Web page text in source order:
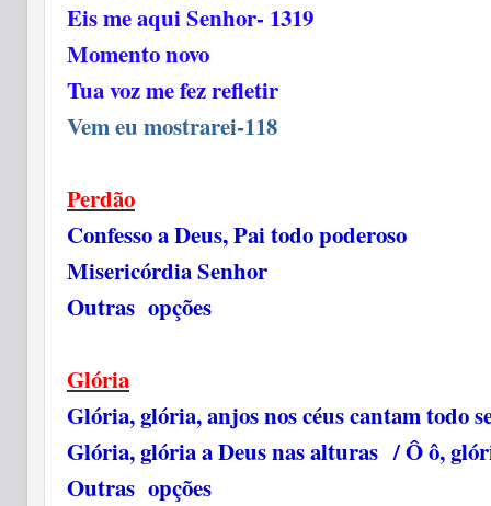
Eis me aqui Senhor- 1319
Momento novo
Tua voz me fez refletir
Vem eu mostrarei-118
Perdão
Confesso a Deus, Pai todo poderoso
Misericórdia Senhor
Outras opções
Glória
Glória, glória, anjos nos céus cantam todo
Glória, glória a Deus nas alturas / Ô ô,
Outras opções